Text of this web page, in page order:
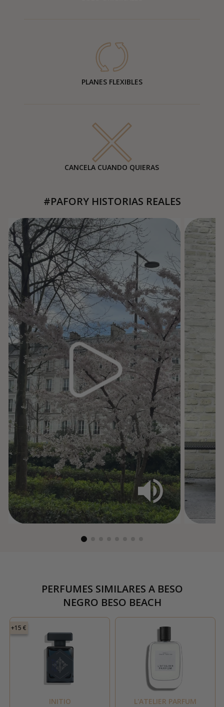
PLANES FLEXIBLES
CANCELA CUANDO QUIERAS
#PAFORY HISTORIAS REALES
PERFUMES SIMILARES ABESO
NEGRO BESO BEACH
+15 €
INITIO L'ATELIER PARFUM